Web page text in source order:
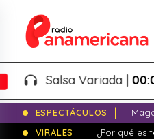
Salsa Variada |
ESPECTÁCULOS
VIRALES
¿Por qué es